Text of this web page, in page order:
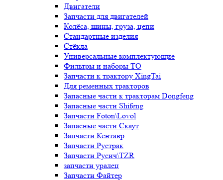
Двигатели
Запчасти для двигателей
Колёса, шины, груза, цепи
Стандартные изделия
Стёкла
Универсальные комплектующие
Фильтры и наборы ТО
Запчасти к трактору XingTai
Для ременных тракторов
Запасные части к тракторам Dongfeng
Запасные части Shifeng
Запчасти Foton\Lovol
Запасные части Скаут
Запчасти Кентавр
Запчасти Рустрак
Запчасти Русич\TZR
запчасти уралец
Запчасти Файтер